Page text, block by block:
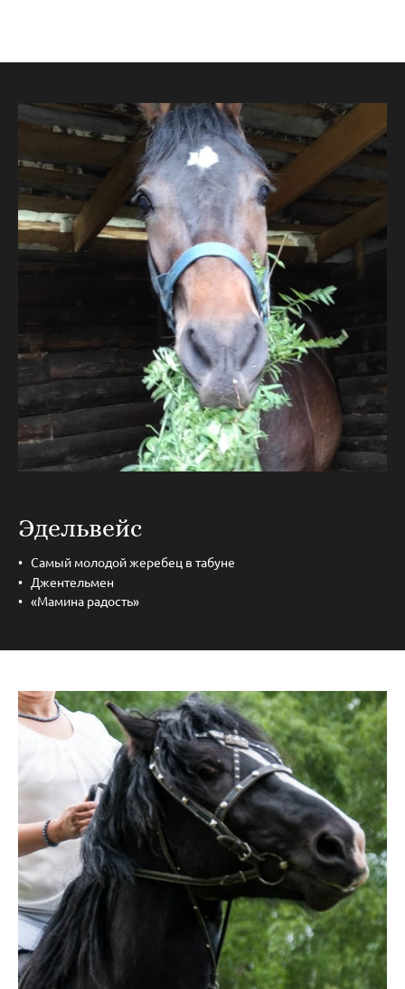
Эдельвейс
Самый молодой жеребец в табуне
Джентельмен
«Мамина радость»